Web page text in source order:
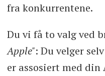
fra konkurrentene.
Du vi få to valg ved
Apple": Du velger
er assosiert med